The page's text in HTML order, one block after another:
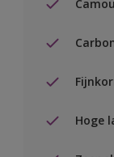
Hoge